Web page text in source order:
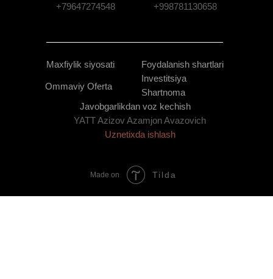
Maxfiylik siyosati
Ommaviy Oferta
Foydalanish shartlari
Shartnoma
YATT Azizov Azamjon Avazovich
Uznetixda ishlash
+79647274548 +998781130658
Javobgarlikdan voz kechish
Investitsiya
Made on Tilda